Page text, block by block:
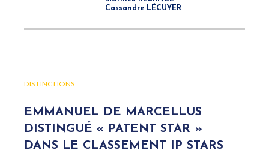
Cassandre LÉCUYER
DISTINCTIONS
EMMANUEL DE MARCELLUS
DISTINGUÉ « PATENT STAR »
DANS LE CLASSEMENT IP STARS